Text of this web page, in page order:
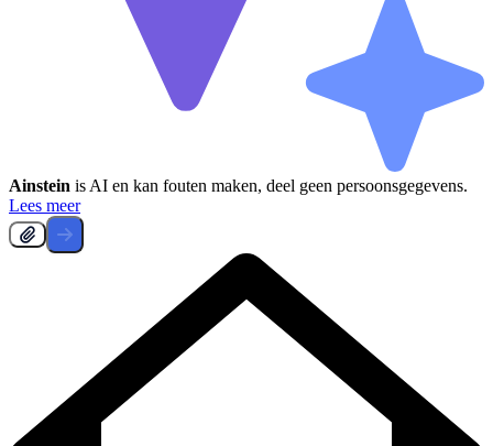
Ainstein is AI en kan fouten maken, deel geen persoonsgegevens.
Lees meer